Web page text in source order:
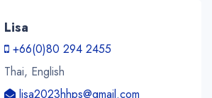
Lisa
+66(0)80 294 2455
Thai, English
lisa2023hhps@gmail.com